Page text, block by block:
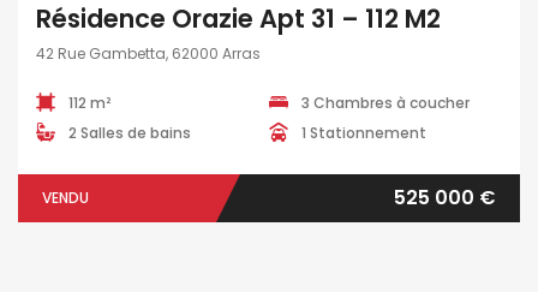
Résidence Orazie Apt 31 – 112 M2
42 Rue Gambetta, 62000 Arras
112 m²
3 Chambres à coucher
2 Salles de bains
1 Stationnement
VENDU 525 000 €